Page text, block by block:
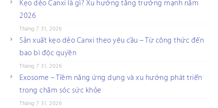
Kẹo dẻo Canxi là gì? Xu hướng tăng trưởng mạnh năm
2026
Tháng 7 31, 2026
Sản xuất kẹo dẻo Canxi theo yêu cầu – Từ công thức đến
bao bì độc quyền
Tháng 7 31, 2026
Exosome – Tiềm năng ứng dụng và xu hướng phát triển
trong chăm sóc sức khỏe
Tháng 7 31, 2026